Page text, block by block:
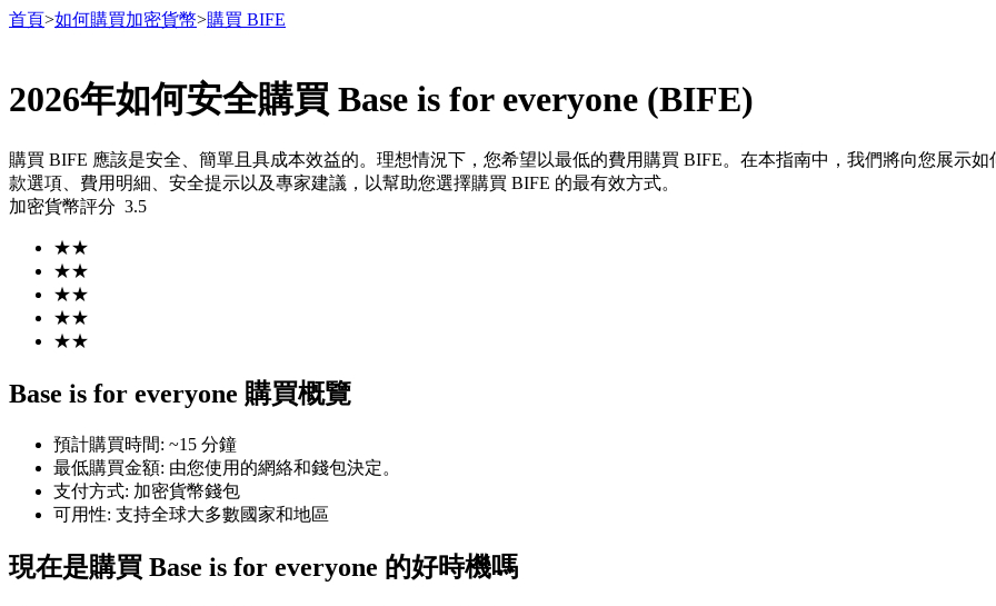
多種以USDT結算的永續合約
首頁>如何購買加密貨幣>購買 BIFE
2026年如何安全購買 Base is for everyone (BIFE)
購買 BIFE 應該是安全、簡單且具成本效益的。理想情況下，您希望以最低的費用購買 BIFE。在本指南中，我們將向您展示
款選項、費用明細、安全提示以及專家建議，以幫助您選擇購買 BIFE 的最有效方式。
加密貨幣評分 3.5
★★
★★
★★
★★
★★
Base is for everyone 購買概覽
預計購買時間: ~15 分鐘
最低購買金額: 由您使用的網絡和錢包決定。
支付方式: 加密貨幣錢包
可用性: 支持全球大多數國家和地區
現在是購買 Base is for everyone 的好時機嗎